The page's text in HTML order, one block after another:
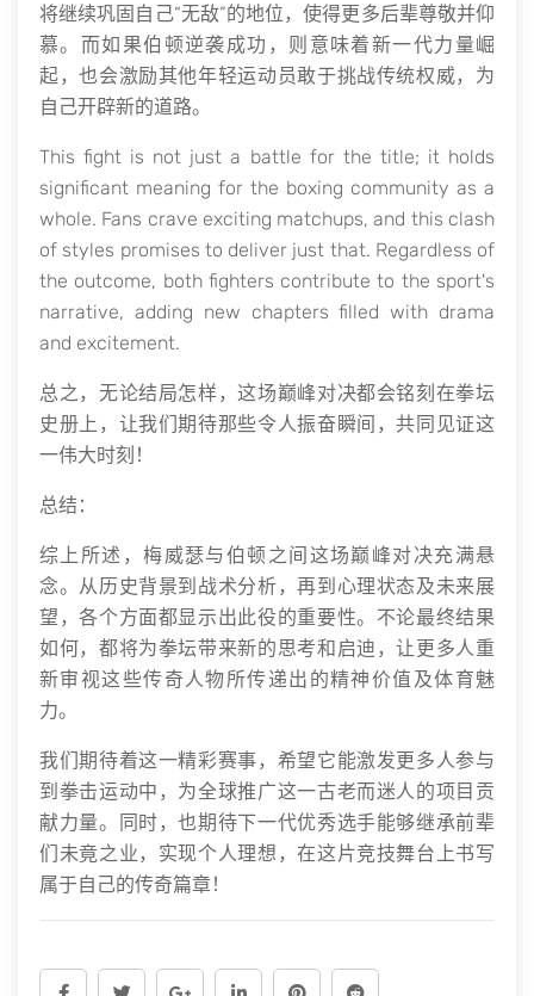
将继续巩固自己“无敌”的地位，使得更多后辈尊敬并仰
慕。而如果伯顿逆袭成功，则意味着新一代力量崛
起，也会激励其他年轻运动员敢于挑战传统权威，为
自己开辟新的道路。
This fight is not just a battle for the title; it holds
significant meaning for the boxing community as a
whole. Fans crave exciting matchups, and this clash
of styles promises to deliver just that. Regardless of
the outcome, both fighters contribute to the sport's
narrative, adding new chapters filled with drama
and excitement.
总之，无论结局怎样，这场巅峰对决都会铭刻在拳坛
史册上，让我们期待那些令人振奋瞬间，共同见证这
一伟大时刻！
总结：
综上所述，梅威瑟与伯顿之间这场巅峰对决充满悬
念。从历史背景到战术分析，再到心理状态及未来展
望，各个方面都显示出此役的重要性。不论最终结果
如何，都将为拳坛带来新的思考和启迪，让更多人重
新审视这些传奇人物所传递出的精神价值及体育魅
力。
我们期待着这一精彩赛事，希望它能激发更多人参与
到拳击运动中，为全球推广这一古老而迷人的项目贡
献力量。同时，也期待下一代优秀选手能够继承前辈
们未竟之业，实现个人理想，在这片竞技舞台上书写
属于自己的传奇篇章！